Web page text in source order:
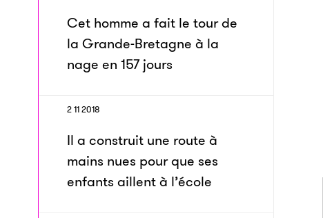
Cet homme a fait le tour de
la Grande-Bretagne à la
nage en 157 jours
2 11 2018
Il a construit une route à
mains nues pour que ses
enfants aillent à l’école